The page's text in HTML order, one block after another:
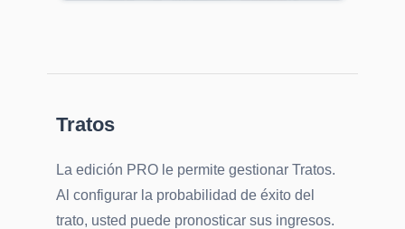
Tratos
La edición PRO le permite gestionar Tratos.
Al configurar la probabilidad de éxito del
trato, usted puede pronosticar sus ingresos.